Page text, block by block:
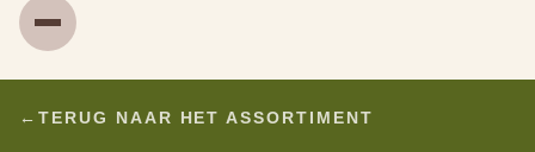
Menu
← TERUG NAAR HET ASSORTIMENT